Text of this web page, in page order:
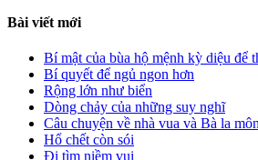
Bài viết mới
Bí mật của bùa hộ mệnh kỳ diệu để
Bí quyết để ngủ ngon hơn
Rộng lớn như biển
Dòng chảy của những suy nghĩ
Câu chuyện về nhà vua và Bà la môn
Hổ chết còn sói
Đi tìm niềm vui